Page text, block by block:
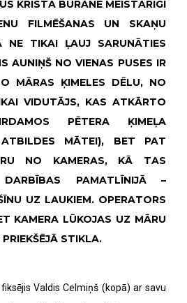
KRISTA BURĀNE MEISTARĪGI
FILMĒŠANAS UN SKAŅU
NE TIKAI ĻAUJ SARUNĀTIES
AUNIŅŠ NO VIENAS PUSES IR
MĀRAS ĶIMELES DĒLU, NO
VIDUTĀJS, KAS ATKĀRTO
PĒTERA ĶIMEĻA
MĀTEI), BET PAT
NO KAMERAS, KĀ TAS
PAMATLĪNIJĀ –
UZ LAUKIEM. OPERATORS
KAMERA LŪKOJAS UZ MĀRU
STIKLA.
Valdis Celmiņš (kopā) ar savu